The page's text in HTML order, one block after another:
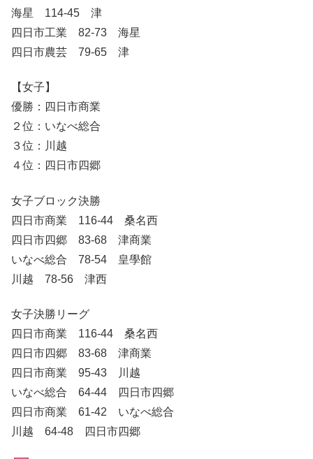
海星 114-45 津
四日市工業 82-73 海星
四日市農芸 79-65 津
【女子】
優勝：四日市商業
２位：いなべ総合
３位：川越
４位：四日市四郷
女子ブロック決勝
四日市商業 116-44 桑名西
四日市四郷 83-68 津商業
いなべ総合 78-54 皇學館
川越 78-56 津西
女子決勝リーグ
四日市商業 116-44 桑名西
四日市四郷 83-68 津商業
四日市商業 95-43 川越
いなべ総合 64-44 四日市四郷
四日市商業 61-42 いなべ総合
川越 64-48 四日市四郷